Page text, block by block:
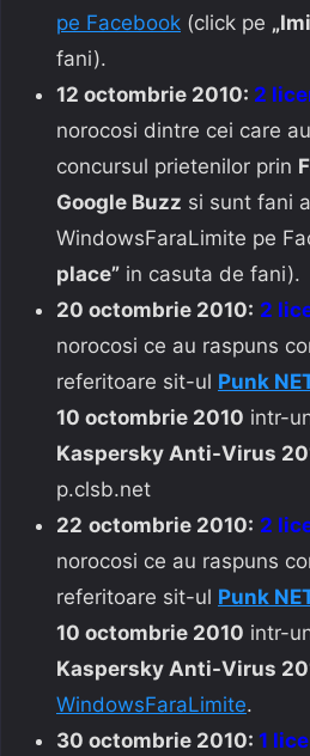
pe Facebook (click pe
fani).
12 octombrie 2010: 2
norocosi dintre cei care
concursul prietenilor prin
Google Buzz si sunt fani
WindowsFaraLimite pe
place” in casuta de fani).
20 octombrie 2010: 2
norocosi ce au raspuns
referitoare sit-ul Punk
10 octombrie 2010 intr-
Kaspersky Anti-Virus
p.clsb.net
22 octombrie 2010: 2
norocosi ce au raspuns
referitoare sit-ul Punk
10 octombrie 2010 intr-
Kaspersky Anti-Virus
WindowsFaraLimite.
30 octombrie 2010: 1